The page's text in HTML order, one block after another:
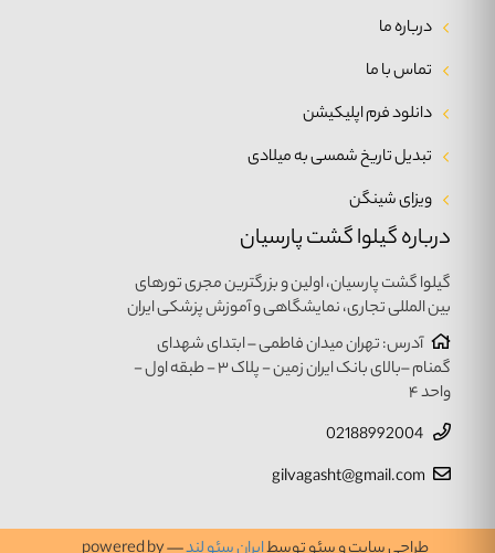
درباره گیلوا گشت پارسیان
گیلوا گشت پارسیان، اولین و بزرگترین مجری تورهای
بین المللی تجاری، نمایشگاهی و آموزش پزشکی ایران
آدرس: تهران میدان فاطمی – ابتدای شهدای
گمنام –بالای بانک ایران زمین - پلاک ۳ - طبقه اول -
واحد ۴
gilvagasht@gmail.com
درباره ما
تماس با ما
دانلود فرم اپلیکیشن
تبدیل تاریخ شمسی به میلادی
ویزای شینگن